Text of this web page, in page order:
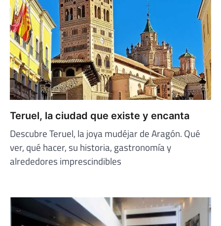
Teruel, la ciudad que existe y encanta
Descubre Teruel, la joya mudéjar de Aragón. Qué
ver, qué hacer, su historia, gastronomía y
alrededores imprescindibles